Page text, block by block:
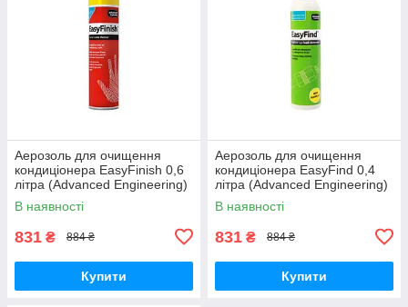
Аерозоль для очищення
кондиціонера EasyFinish 0,6
літра (Advanced Engineering)
В наявності
831 ₴ 884 ₴
Купити
Аерозоль для очищення
кондиціонера EasyFind 0,4
літра (Advanced Engineering)
В наявності
831 ₴ 884 ₴
Купити